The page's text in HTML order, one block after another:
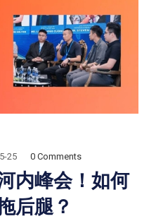
25 0 Comments
内峰会！如何
后腿？